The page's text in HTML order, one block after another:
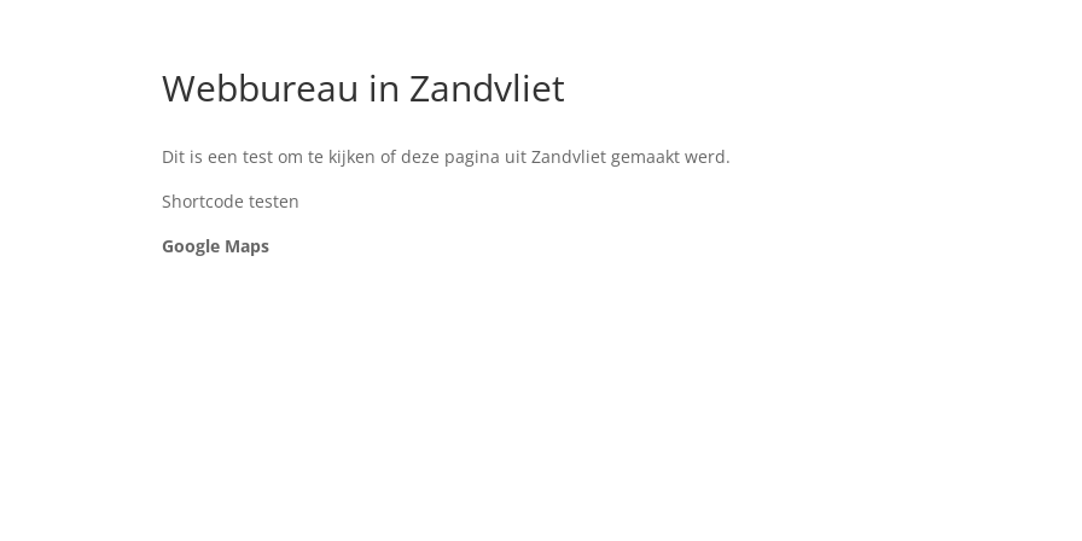
Webbureau in Zandvliet
Dit is een test om te kijken of deze pagina uit Zandvliet gemaakt werd.
Shortcode testen
Google Maps